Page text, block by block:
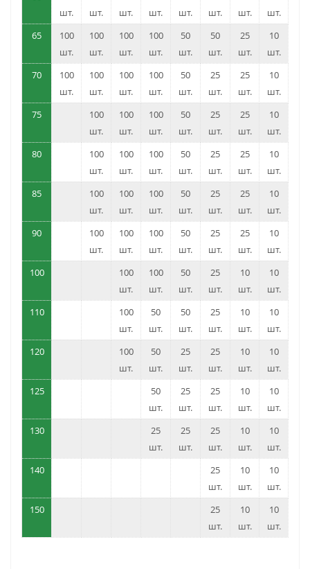
шт.
шт.
шт.
шт.
шт.
шт.
шт.
шт.
65
100
шт.
100
шт.
100
шт.
100
шт.
50
шт.
50
шт.
25
шт.
10
шт.
70
100
шт.
100
шт.
100
шт.
100
шт.
50
шт.
25
шт.
25
шт.
10
шт.
75
100
шт.
100
шт.
100
шт.
50
шт.
25
шт.
25
шт.
10
шт.
80
100
шт.
100
шт.
100
шт.
50
шт.
25
шт.
25
шт.
10
шт.
85
100
шт.
100
шт.
100
шт.
50
шт.
25
шт.
25
шт.
10
шт.
90
100
шт.
100
шт.
100
шт.
50
шт.
25
шт.
25
шт.
10
шт.
100
100
шт.
100
шт.
50
шт.
25
шт.
10
шт.
10
шт.
110
100
шт.
50
шт.
50
шт.
25
шт.
10
шт.
10
шт.
120
100
шт.
50
шт.
25
шт.
25
шт.
10
шт.
10
шт.
125
50
шт.
25
шт.
25
шт.
10
шт.
10
шт.
130
25
шт.
25
шт.
25
шт.
10
шт.
10
шт.
140
25
шт.
10
шт.
10
шт.
150
25
шт.
10
шт.
10
шт.